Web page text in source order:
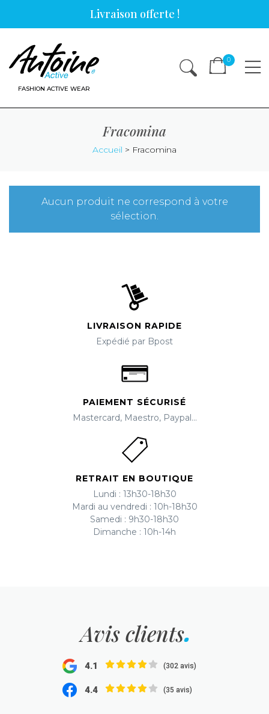
Livraison offerte !
FASHION ACTIVE WEAR
0
Fracomina
Accueil > Fracomina
Aucun produit ne correspond à votre
sélection.
LIVRAISON RAPIDE
Expédié par Bpost
PAIEMENT SÉCURISÉ
Mastercard, Maestro, Paypal...
RETRAIT EN BOUTIQUE
Lundi : 13h30-18h30
Mardi au vendredi : 10h-18h30
Samedi : 9h30-18h30
Dimanche : 10h-14h
Avis clients
4.1 (302 avis)
4.4 (35 avis)